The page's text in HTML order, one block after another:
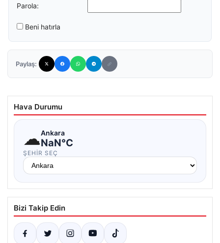
Parola:
Beni hatırla
Paylaş:
Hava Durumu
☁Ankara
NaN°C
ŞEHIR SEÇ
Bizi Takip Edin